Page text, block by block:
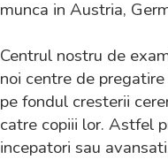
munca in Austria,
Centrul nostru de
noi centre de
pe fondul cresterii
catre copiii lor. Astfel
incepatori sau